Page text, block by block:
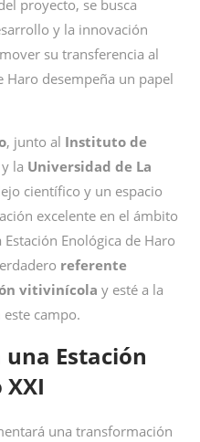
proyecto, se busca
y la innovación
su transferencia al
Haro desempeña un papel
, junto al Instituto de
y la Universidad de La
científico y un espacio
excelente en el ámbito
Enológica de Haro
referente
vitivinícola y esté a la
campo.
Estación
una transformación